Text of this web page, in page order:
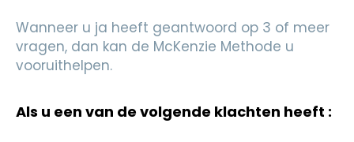
Wanneer u ja heeft geantwoord op 3 of meer
vragen, dan kan de McKenzie Methode u
vooruithelpen.
Als u een van de volgende klachten heeft :